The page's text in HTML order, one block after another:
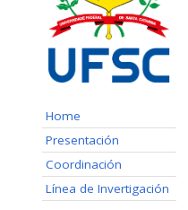
Home
Presentación
Coordinación
Línea de Invertigación